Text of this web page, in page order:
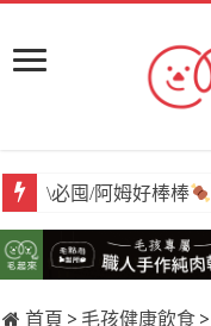
\必囤/阿姆好棒棒
首頁 > 毛孩健康飲食 >